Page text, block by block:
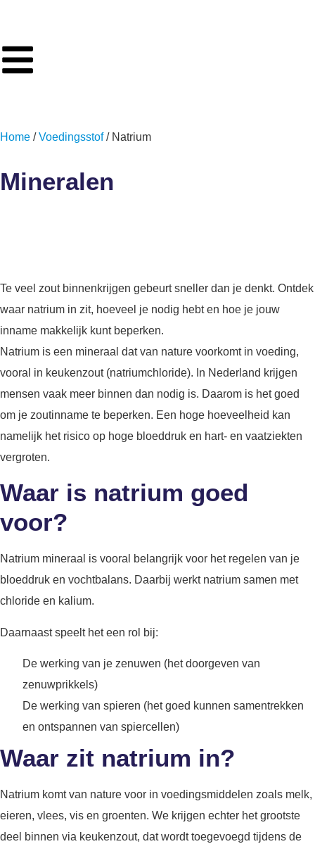
Home /Voedingsstof/ Natrium
Mineralen
Te veel zout binnenkrijgen gebeurt sneller dan je denkt. Ontdek
waar natrium in zit, hoeveel je nodig hebt en hoe je jouw
inname makkelijk kunt beperken.
Natrium is een mineraal dat van nature voorkomt in voeding,
vooral in keukenzout (natriumchloride). In Nederland krijgen
mensen vaak meer binnen dan nodig is. Daarom is het goed
om je zoutinname te beperken. Een hoge hoeveelheid kan
namelijk het risico op hoge bloeddruk en hart- en vaatziekten
vergroten.
Waar is natrium goed
voor?
Natrium mineraal is vooral belangrijk voor het regelen van je
bloeddruk en vochtbalans. Daarbij werkt natrium samen met
chloride en kalium.
Daarnaast speelt het een rol bij:
De werking van je zenuwen (het doorgeven van
zenuwprikkels)
De werking van spieren (het goed kunnen samentrekken
en ontspannen van spiercellen)
Waar zit natrium in?
Natrium komt van nature voor in voedingsmiddelen zoals melk,
eieren, vlees, vis en groenten. We krijgen echter het grootste
deel binnen via keukenzout, dat wordt toegevoegd tijdens de